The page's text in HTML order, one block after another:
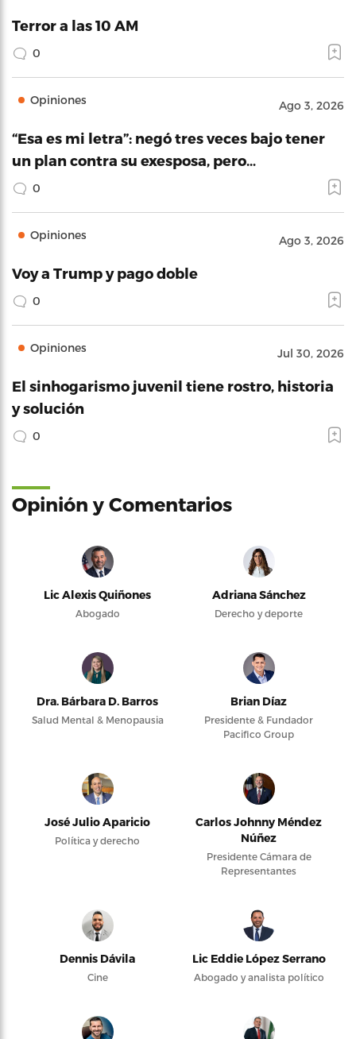
Terror a las 10 AM
0
Opiniones Ago 3, 2026
“Esa es mi letra”: negó tres veces bajo tener
un plan contra su exesposa, pero…
0
Opiniones Ago 3, 2026
Voy a Trump y pago doble
0
Opiniones Jul 30, 2026
El sinhogarismo juvenil tiene rostro, historia
y solución
0
Opinión y Comentarios
Lic Alexis Quiñones
Abogado
Adriana Sánchez
Derecho y deporte
Dra. Bárbara D. Barros
Salud Mental & Menopausia
Brian Díaz
Presidente & Fundador
Pacifico Group
José Julio Aparicio
Política y derecho
Carlos Johnny Méndez
Núñez
Presidente Cámara de
Representantes
Dennis Dávila
Cine
Lic Eddie López Serrano
Abogado y analista político